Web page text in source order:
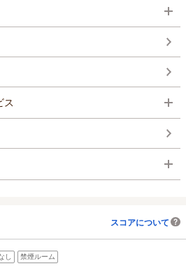
ス
スコアについて
し 禁煙ルーム